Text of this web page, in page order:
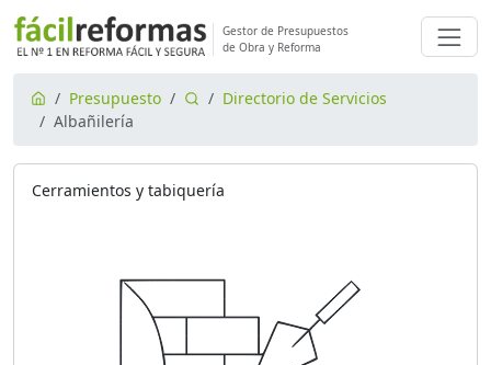
Gestor de Presupuestos
de Obra y Reforma
Presupuesto
Directorio de Servicios
Albañilería
Cerramientos y tabiquería